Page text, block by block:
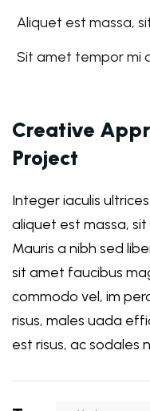
Aliquet est massa,
Sit amet tempor mi
Creative
Project
Integer iaculis
aliquet est massa,
Mauris a nibh sed
sit amet faucibus
commodo vel, im
risus, males uada
est risus, ac sodales